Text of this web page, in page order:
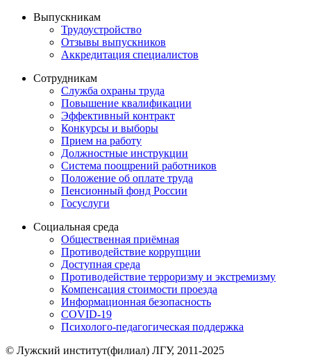
Выпускникам
Трудоустройство
Отзывы выпускников
Аккредитация специалистов
Сотрудникам
Служба охраны труда
Повышение квалификации
Эффективный контракт
Конкурсы и выборы
Прием на работу
Должностные инструкции
Система поощрений работников
Положение об оплате труда
Пенсионный фонд России
Госуслуги
Социальная среда
Общественная приёмная
Противодействие коррупции
Доступная среда
Противодействие терроризму и экстремизму
Компенсация стоимости проезда
Информационная безопасность
COVID-19
Психолого-педагогическая поддержка
© Лужский институт(филиал) ЛГУ, 2011-2025